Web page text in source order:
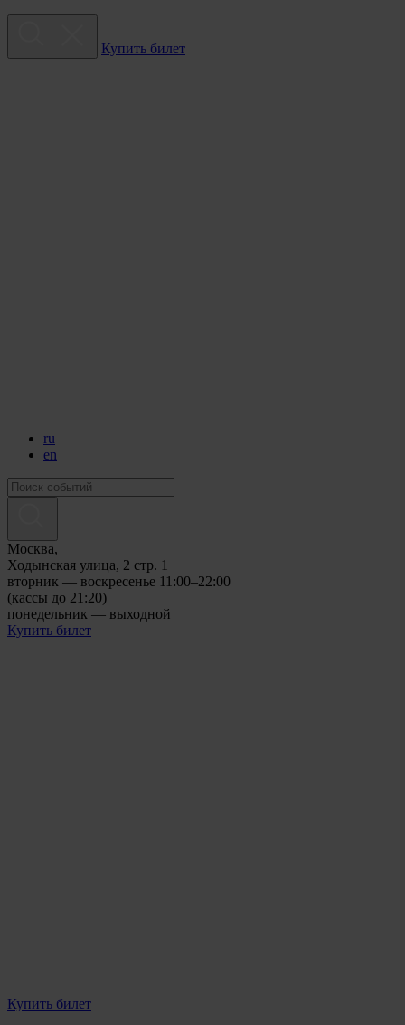
Купить билет
ru
en
Москва,
Ходынская улица, 2 стр. 1
вторник — воскресенье 11:00–22:00
(кассы до 21:20)
понедельник — выходной
Купить билет
Купить билет